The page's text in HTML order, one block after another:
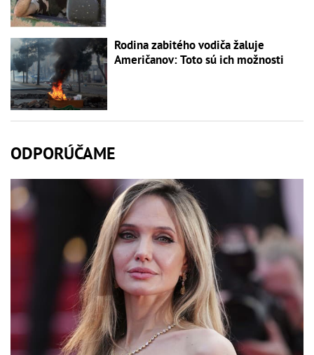
Rodina zabitého vodiča žaluje
Američanov: Toto sú ich možnosti
ODPORÚČAME